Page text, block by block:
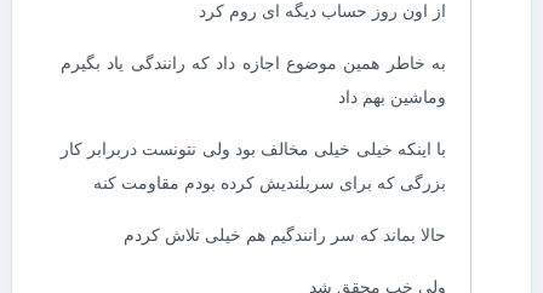
از اون روز حساب دیگه ای روم کرد
به خاطر همین موضوع اجازه داد که رانندگی یاد بگیرم
وماشین بهم داد
با اینکه خیلی خیلی مخالف بود ولی نتونست دربرابر کار
بزرگی که برای سربلندیش کرده بودم مقاومت کنه
حالا بماند که سر رانندگیم هم خیلی تلاش کردم
ولی خب محقق شد